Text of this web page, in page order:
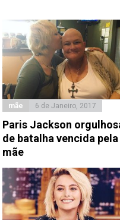
mãe 6 de Janeiro, 2017
Paris Jackson
de batalha vencida pela
mãe